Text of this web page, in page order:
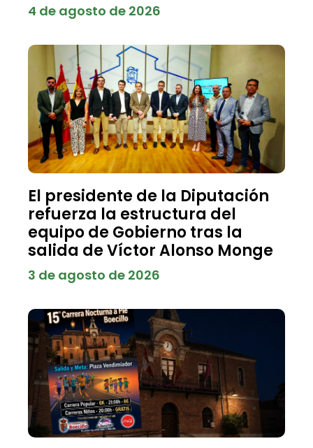
4 de agosto de 2026
El presidente de la Diputación
refuerza la estructura del
equipo de Gobierno tras la
salida de Víctor Alonso Monge
3 de agosto de 2026